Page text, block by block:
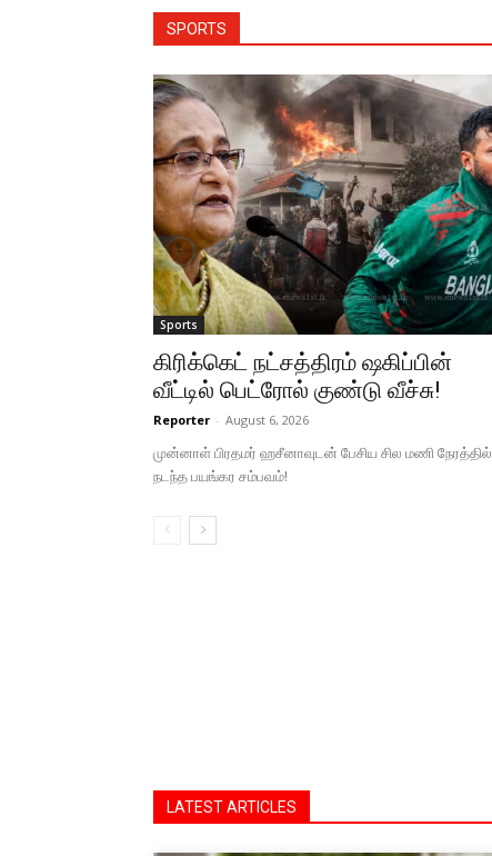
SPORTS
Sports
கிரிக்கெட் நட்சத்திரம் ஷகிப்பின்
வீட்டில் பெட்ரோல் குண்டு வீச்சு!
Reporter - August 6, 2026
முன்னாள் பிரதமர் ஹசீனாவுடன் பேசிய சில மணி நேரத்தில்
நடந்த பயங்கர சம்பவம்!
LATEST ARTICLES